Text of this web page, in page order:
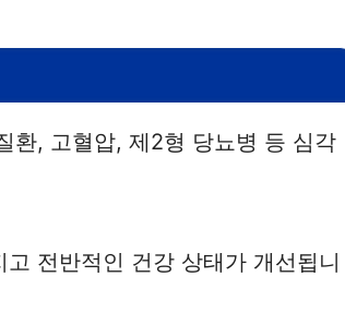
환, 고혈압, 제2형 당뇨병 등 심각
전반적인 건강 상태가 개선됩니